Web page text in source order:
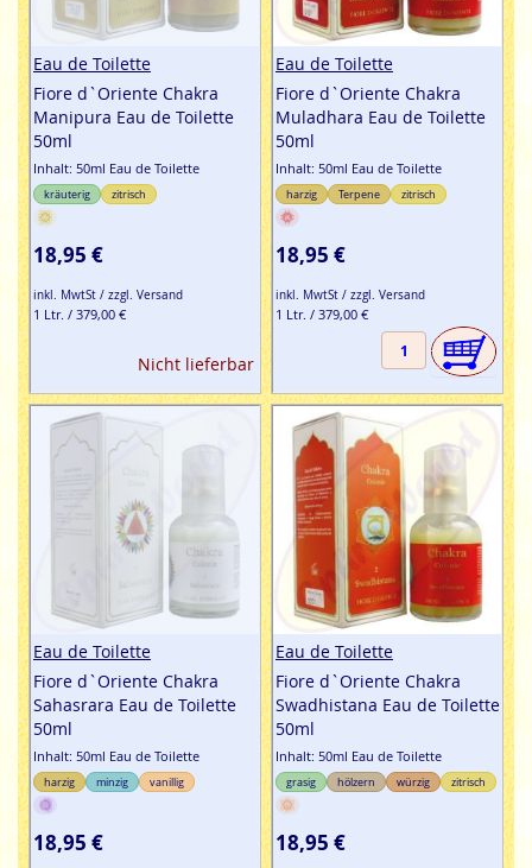
Eau de Toilette
Fiore d`Oriente Chakra
Manipura Eau de Toilette
50ml
Inhalt: 50ml Eau de Toilette
kräuterig zitrisch
18,95 €
inkl. MwtSt / zzgl. Versand
1 Ltr. / 379,00 €
Nicht lieferbar
Eau de Toilette
Fiore d`Oriente Chakra
Muladhara Eau de Toilette
50ml
Inhalt: 50ml Eau de Toilette
harzig Terpene zitrisch
18,95 €
inkl. MwtSt / zzgl. Versand
1 Ltr. / 379,00 €
Eau de Toilette
Fiore d`Oriente Chakra
Sahasrara Eau de Toilette
50ml
Inhalt: 50ml Eau de Toilette
harzig minzig vanillig
18,95 €
Eau de Toilette
Fiore d`Oriente Chakra
Swadhistana Eau de Toilette
50ml
Inhalt: 50ml Eau de Toilette
grasig hölzern würzig zitrisch
18,95 €